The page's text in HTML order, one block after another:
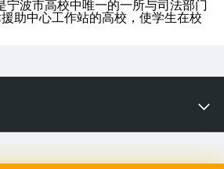
宁波市高校中唯一的一所与司法部门
助中心工作站的高校，使学生在校